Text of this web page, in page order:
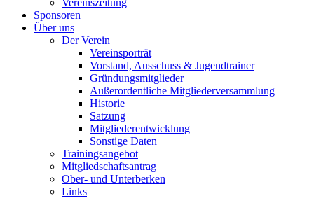
Sponsoren
Über uns
Der Verein
Vereinsporträt
Vorstand, Ausschuss & Jugendtrainer
Gründungsmitglieder
Außerordentliche Mitgliederversammlung
Historie
Satzung
Mitgliederentwicklung
Sonstige Daten
Trainingsangebot
Mitgliedschaftsantrag
Ober- und Unterberken
Links